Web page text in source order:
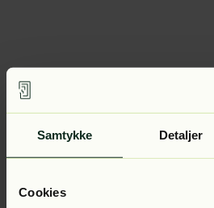
Samtykke Detaljer
Cookies